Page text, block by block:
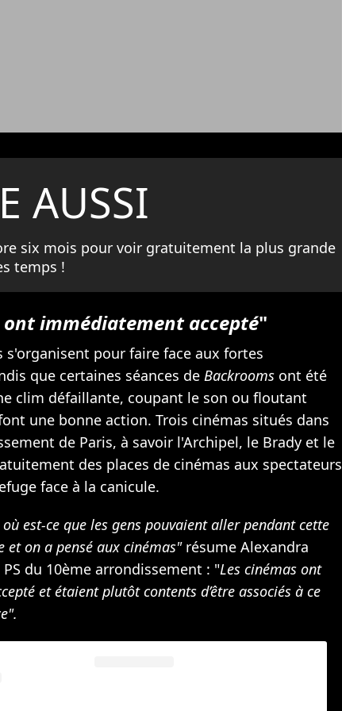
AUSSI
six mois pour voir gratuitement la plus grande
temps !
ont immédiatement accepté"
s'organisent pour faire face aux fortes
que certaines séances de Backrooms ont été
clim défaillante, coupant le son ou floutant
une bonne action. Trois cinémas situés dans
de Paris, à savoir l'Archipel, le Brady et le
des places de cinémas aux spectateurs
face à la canicule.
où est-ce que les gens pouvaient aller pendant cette
et on a pensé aux cinémas"résume Alexandra
du 10ème arrondissement : "Les cinémas ont
et étaient plutôt contents d’être associés à ce